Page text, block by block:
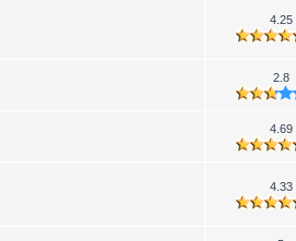
4.25
2.8
4.69
4.33